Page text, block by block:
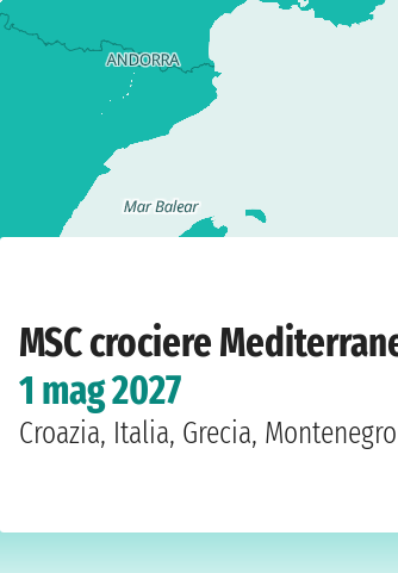
MSC crociere
1 mag 2027
Croazia, Italia, Grecia, Montenegro